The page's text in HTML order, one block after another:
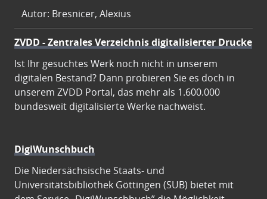
Autor: Bresnicer, Alexius
ZVDD - Zentrales Verzeichnis digitalisierter Drucke
Ist Ihr gesuchtes Werk noch nicht in unserem
digitalen Bestand? Dann probieren Sie es doch in
unserem ZVDD Portal, das mehr als 1.600.000
bundesweit digitalisierte Werke nachweist.
DigiWunschbuch
Die Niedersächsische Staats- und
Universitätsbibliothek Göttingen (SUB) bietet mit